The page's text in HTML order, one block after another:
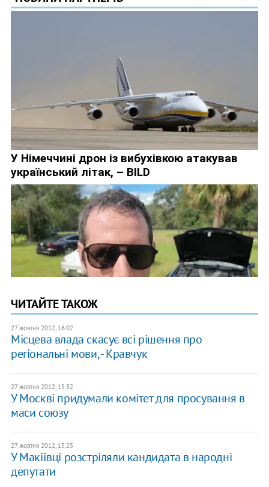
ЧИТАЙТЕ ТАКОЖ
27 жовтня 2012, 16:02
Місцева влада скасує всі рішення про
регіональні мови, - Кравчук
27 жовтня 2012, 15:52
У Москві придумали комітет для просування в
маси союзу
27 жовтня 2012, 15:25
У Макіївці розстріляли кандидата в народні
депутати